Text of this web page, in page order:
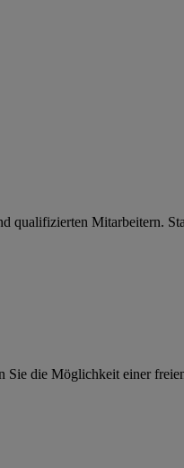
qualifizierten Mitarbeitern.
Sie die Möglichkeit einer